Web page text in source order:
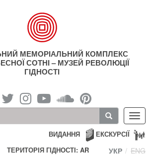
МЕМОРІАЛЬНИЙ КОМПЛЕКС
СОТНІ – МУЗЕЙ РЕВОЛЮЦІЇ
ГІДНОСТІ
ЕКСКУРСІЇ
ВИДАННЯ
ТЕРИТОРІЯ ГІДНОСТІ: AR
УКР ENG